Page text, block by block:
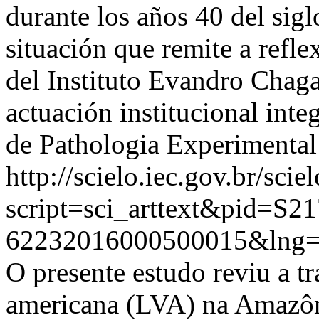
durante los años 40 del
situación que remite a
del Instituto Evandro
actuación institucional
de Pathologia
http://scielo.iec.gov.br/
O presente estudo reviu a
americana (LVA) na